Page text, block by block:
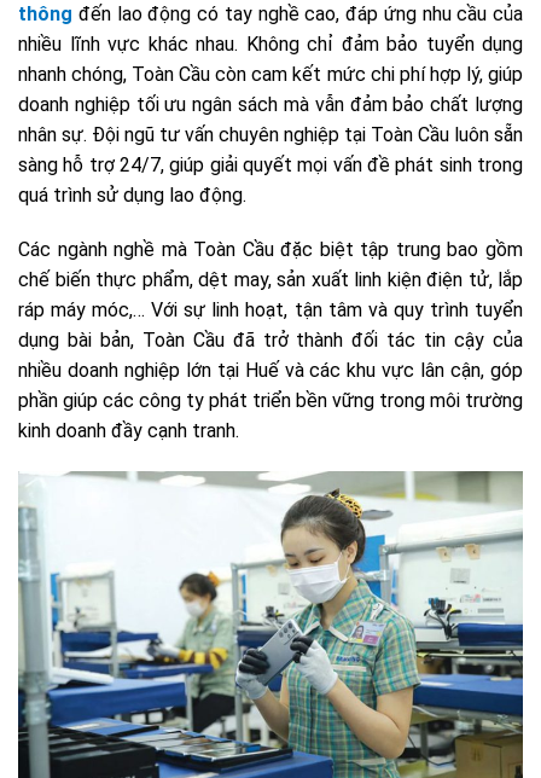
thông đến lao động có tay nghề cao, đáp ứng nhu cầu của
nhiều lĩnh vực khác nhau. Không chỉ đảm bảo tuyển dụng
nhanh chóng, Toàn Cầu còn cam kết mức chi phí hợp lý, giúp
doanh nghiệp tối ưu ngân sách mà vẫn đảm bảo chất lượng
nhân sự. Đội ngũ tư vấn chuyên nghiệp tại Toàn Cầu luôn sẵn
sàng hỗ trợ 24/7, giúp giải quyết mọi vấn đề phát sinh trong
quá trình sử dụng lao động.
Các ngành nghề mà Toàn Cầu đặc biệt tập trung bao gồm
chế biến thực phẩm, dệt may, sản xuất linh kiện điện tử, lắp
ráp máy móc,… Với sự linh hoạt, tận tâm và quy trình tuyển
dụng bài bản, Toàn Cầu đã trở thành đối tác tin cậy của
nhiều doanh nghiệp lớn tại Huế và các khu vực lân cận, góp
phần giúp các công ty phát triển bền vững trong môi trường
kinh doanh đầy cạnh tranh.